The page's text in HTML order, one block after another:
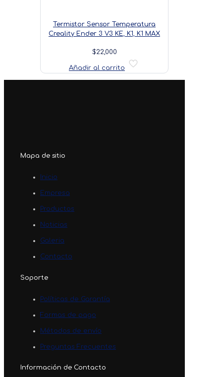
Termistor Sensor Temperatura
Creality Ender 3 V3 KE, K1, K1 MAX
$22,000
Añadir al carrito
Mapa de sitio
Inicio
Empresa
Productos
Noticias
Galeria
Contacto
Soporte
Políticas de Garantía
Formas de pago
Métodos de envío
Preguntas Frecuentes
Información de Contacto